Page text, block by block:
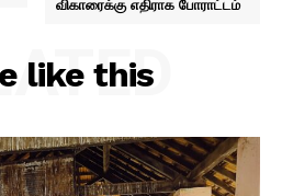
விகாரைக்கு எதிராக போராட்டம்
like this